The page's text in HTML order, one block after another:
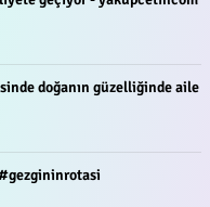
doğanın güzelliğinde aile